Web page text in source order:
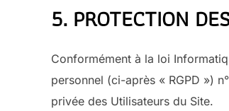
5. PROTECTION
Conformément à la loi
personnel (ci-après « RGPD »)
privée des Utilisateurs du Site.